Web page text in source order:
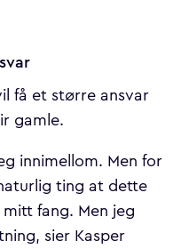
få et større ansvar
gamle.
innimellom. Men for
ting at dette
fang. Men jeg
sier Kasper